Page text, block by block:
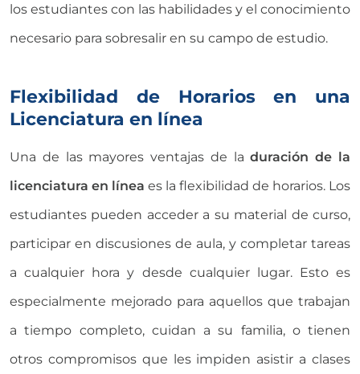
los estudiantes con las habilidades y el conocimiento
necesario para sobresalir en su campo de estudio.
Flexibilidad de Horarios en una
Licenciatura en línea
Una de las mayores ventajas de laduración de la
licenciatura en línea es la flexibilidad de horarios. Los
estudiantes pueden acceder a su material de curso,
participar en discusiones de aula, y completar tareas
a cualquier hora y desde cualquier lugar. Esto es
especialmente mejorado para aquellos que trabajan
a tiempo completo, cuidan a su familia, o tienen
otros compromisos que les impiden asistir a clases